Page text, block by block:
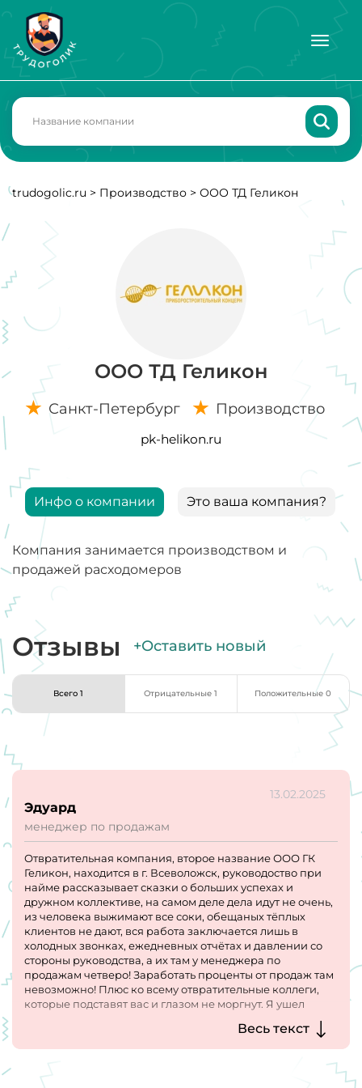
trudogolic.ru > Производство > ООО ТД Геликон
ООО ТД Геликон
Санкт-Петербург Производство
pk-helikon.ru
Инфо о компании Это ваша компания?
Компания занимается производством и
продажей расходомеров
Отзывы +Оставить новый
Всего 1 Отрицательные 1 Положительные 0
13.02.2025
Эдуард
менеджер по продажам
Отвратительная компания, второе название ООО ГК
Геликон, находится в г. Всеволожск, руководоство при
найме рассказывает сказки о больших успехах и
дружном коллективе, на самом деле дела идут не очень,
из человека выжимают все соки, обещаных тёплых
клиентов не дают, вся работа заключается лишь в
холодных звонках, ежедневных отчётах и давлении со
стороны руководства, а их там у менеджера по
продажам четверо! Заработать проценты от продаж там
невозможно! Плюс ко всему отвратительные коллеги,
которые подставят вас и глазом не моргнут. Я ушел
через два с половиной месяца, а вчера стало известно
что уволили моего коллегу который пришел работать в
компанию после меня, уволили в последний день
испытательного срока без предупреждения, завтра ты у
нас более не работаешь! Ты не сработался с
Весь текст